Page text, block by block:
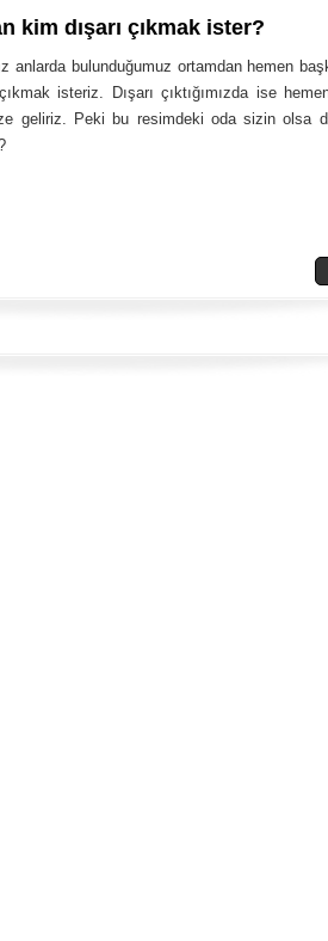
kim dışarı çıkmak ister?
anlarda bulunduğumuz ortamdan hemen
isteriz. Dışarı çıktığımızda ise
geliriz. Peki bu resimdeki oda sizin olsa